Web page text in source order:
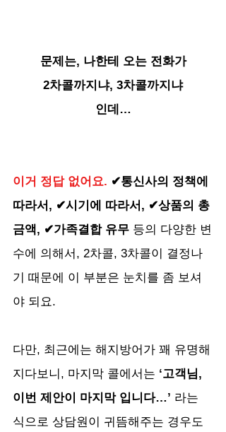
문제는, 나한테 오는 전화가
2차콜까지냐, 3차콜까지냐
인데…
이거 정답 없어요. ✔통신사의 정책에
따라서, ✔시기에 따라서, ✔상품의 총
금액, ✔가족결합 유무 등의 다양한 변
수에 의해서, 2차콜, 3차콜이 결정나
기 때문에 이 부분은 눈치를 좀 보셔
야 되요.
다만, 최근에는 해지방어가 꽤 유명해
지다보니, 마지막 콜에서는 ‘고객님,
이번 제안이 마지막 입니다…’ 라는
식으로 상담원이 귀뜸해주는 경우도